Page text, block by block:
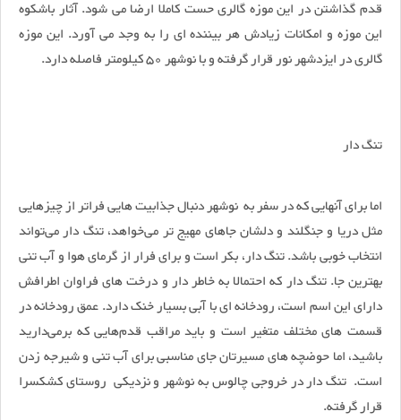
قدم گذاشتن در این موزه گالری حست کاملا ارضا می شود. آثار باشکوه
این موزه و امکانات زیادش هر بیننده ای را به وجد می آورد. این موزه
گالری در ایزدشهر نور قرار گرفته و با نوشهر 50 کیلومتر فاصله دارد.
تنگ دار
اما برای آنهایی که در سفر به نوشهر دنبال جذابیت هایی فراتر از چیزهایی
مثل دریا و جنگلند و دلشان جاهای مهیج تر می‌خواهد، تنگ دار می‌تواند
انتخاب خوبی باشد. تنگ دار، بکر است و برای فرار از گرمای هوا و آب تنی
بهترین جا. تنگ دار که احتمالا به خاطر دار و درخت های فراوان اطرافش
دارای این اسم است، رودخانه ای با آبی بسیار خنک دارد. عمق رودخانه در
قسمت های مختلف متغیر است و باید مراقب قدم‌هایی که برمی‌دارید
باشید، اما حوضچه های مسیرتان جای مناسبی برای آب تنی و شیرجه زدن
است. تنگ دار در خروجی چالوس به نوشهر و نزدیکی روستای کشکسرا
قرار گرفته.